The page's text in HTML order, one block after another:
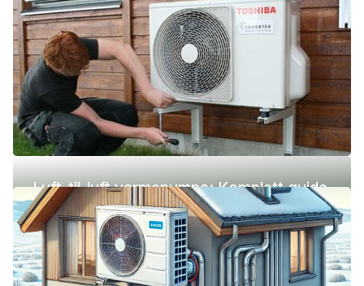
guide (pris, fordeler og ulemper)
Luft-til-luft varmepumpe: Komplett guide
(pris, fordeler og ulemper)